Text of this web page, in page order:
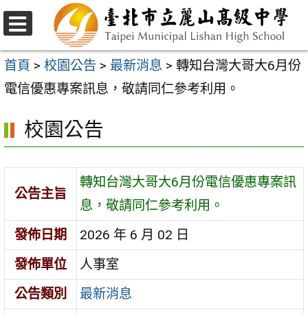
跳
至
主
要
容
區
選
單
首頁 > 校園公告 > 最新消息 > 轉知台灣大哥大6月份
電信優惠專案訊息，敬請同仁參考利用。
校園公告
公告主旨
轉知台灣大哥大6月份電信優惠專案訊
息，敬請同仁參考利用。
發佈日期
2026 年 6 月 02 日
發佈單位
人事室
公告類別
最新消息